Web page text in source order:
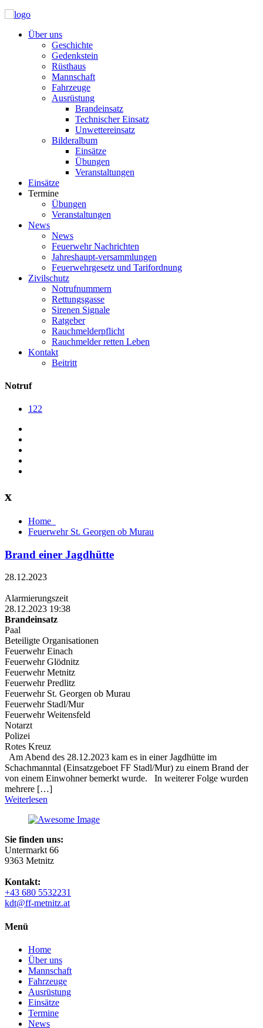
Über uns
Geschichte
Gedenkstein
Rüsthaus
Mannschaft
Fahrzeuge
Ausrüstung
Brandeinsatz
Technischer Einsatz
Unwettereinsatz
Bilderalbum
Einsätze
Übungen
Veranstaltungen
Einsätze
Termine
Übungen
Veranstaltungen
News
News
Feuerwehr Nachrichten
Jahreshaupt-versammlungen
Feuerwehrgesetz und Tarifordnung
Zivilschutz
Notrufnummern
Rettungsgasse
Sirenen Signale
Ratgeber
Rauchmelderpflicht
Rauchmelder retten Leben
Kontakt
Beitritt
Notruf
122
x
Home
Feuerwehr St. Georgen ob Murau
Brand einer Jagdhütte
28.12.2023
Alarmierungszeit
28.12.2023 19:38
Brandeinsatz
Paal
Beteiligte Organisationen
Feuerwehr Einach
Feuerwehr Glödnitz
Feuerwehr Metnitz
Feuerwehr Predlitz
Feuerwehr St. Georgen ob Murau
Feuerwehr Stadl/Mur
Feuerwehr Weitensfeld
Notarzt
Polizei
Rotes Kreuz
Am Abend des 28.12.2023 kam es in einer Jagdhütte im
Schachmanntal (Einsatzgeboet FF Stadl/Mur) zu einem Brand der
von einem Einwohner bemerkt wurde. In weiterer Folge wurden
mehrere […]
Weiterlesen
Sie finden uns:
Untermarkt 66
9363 Metnitz
Kontakt:
+43 680 5532231
kdt@ff-metnitz.at
Menü
Home
Über uns
Mannschaft
Fahrzeuge
Ausrüstung
Einsätze
Termine
News